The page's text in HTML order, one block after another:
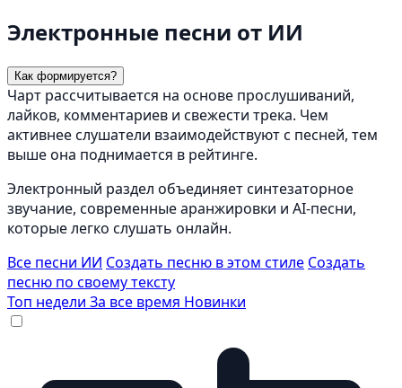
Электронные песни от ИИ
Как формируется?
Чарт рассчитывается на основе прослушиваний,
лайков, комментариев и свежести трека. Чем
активнее слушатели взаимодействуют с песней, тем
выше она поднимается в рейтинге.
Электронный раздел объединяет синтезаторное
звучание, современные аранжировки и AI-песни,
которые легко слушать онлайн.
Все песни ИИ Создать песню в этом стиле Создать
песню по своему тексту
Топ недели За все время Новинки